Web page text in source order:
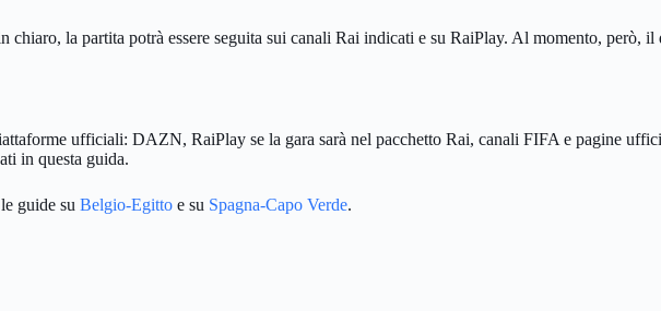
chiaro, la partita potrà essere seguita sui canali Rai indicati e su RaiPlay. Al momento, però,
ufficiali: DAZN, RaiPlay se la gara sarà nel pacchetto Rai, canali FIFA e pagine
in questa guida.
guide su Belgio-Egitto e su Spagna-Capo Verde.